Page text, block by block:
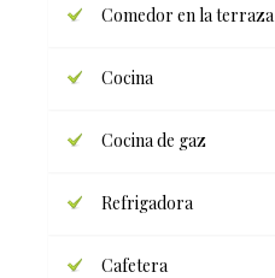
Comedor en la terraza
Cocina
Cocina de gaz
Refrigadora
Cafetera